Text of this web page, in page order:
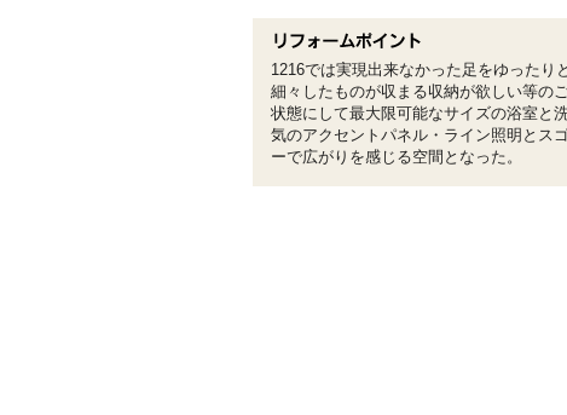
1216では実現出来なかった足をゆったり
細々したものが収まる収納が欲しい等
状態にして最大限可能なサイズの浴室と
気のアクセントパネル・ライン照明とス
ーで広がりを感じる空間となった。